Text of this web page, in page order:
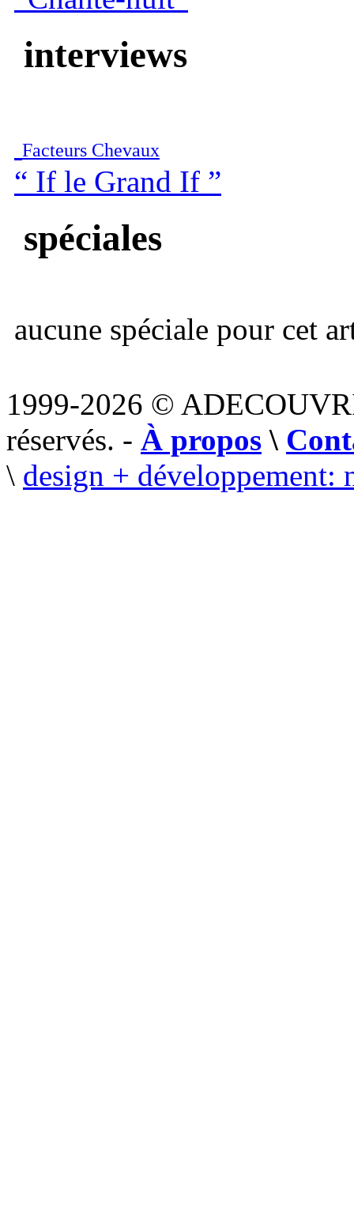
interviews
Facteurs Chevaux
“ If le Grand If ”
spéciales
aucune spéciale pour cet
1999-2026 ©
réservés. - À propos \
\ design + développement: